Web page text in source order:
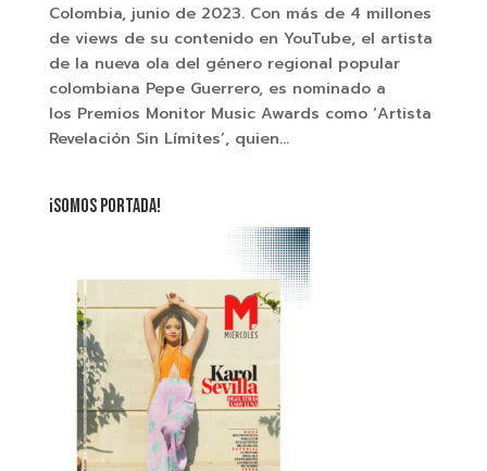
Colombia, junio de 2023. Con más de 4 millones
de views de su contenido en YouTube, el artista
de la nueva ola del género regional popular
colombiana Pepe Guerrero, es nominado a
los Premios Monitor Music Awards como ‘Artista
Revelación Sin Límites’, quien...
¡SOMOS PORTADA!